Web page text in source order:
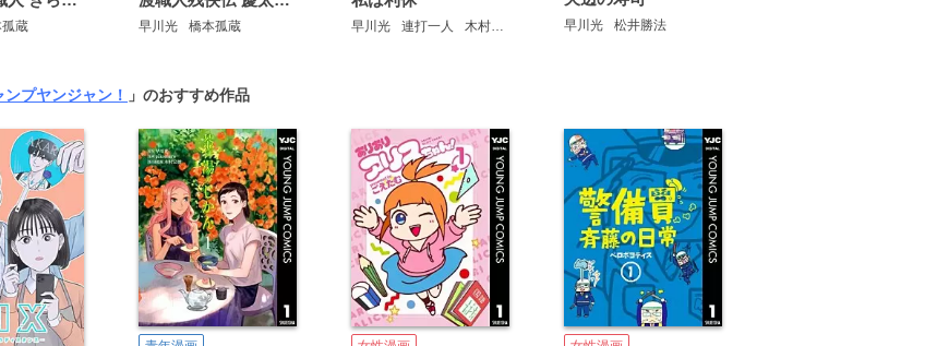
蔵 早川光 橋本孤蔵 早川光 連打一人 木村宗慎 早川光 松井勝法
ンプヤンジャン！ 」のおすすめ作品